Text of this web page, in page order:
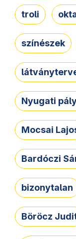
troli
színészek
Nyugati
Mocsai
Bardóczi
bizonytalan
Böröcz